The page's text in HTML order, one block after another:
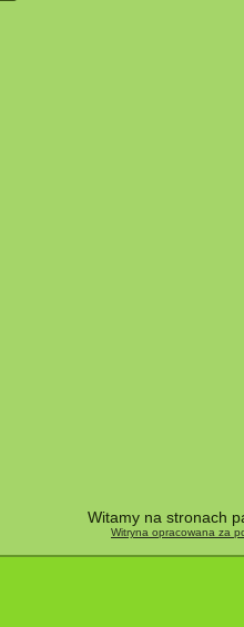
Witamy na stronach
Witryna opracowana za